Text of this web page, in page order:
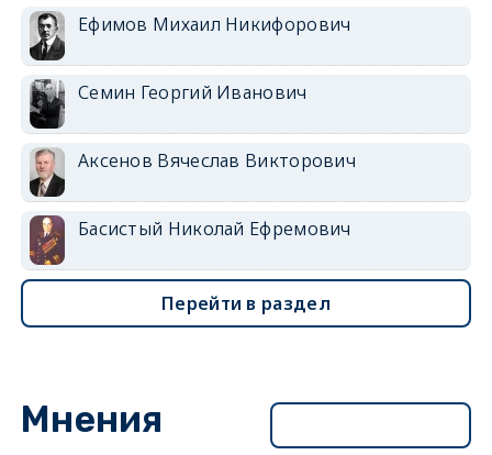
Ефимов Михаил Никифорович
Семин Георгий Иванович
Аксенов Вячеслав Викторович
Басистый Николай Ефремович
Перейти в раздел
Мнения